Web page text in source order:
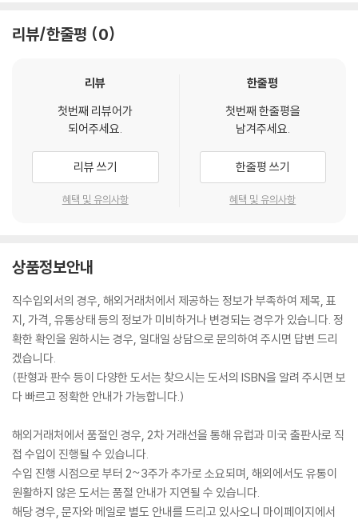
리뷰/한줄평 0
리뷰
첫번째 리뷰어가
되어주세요.
리뷰 쓰기
혜택 및 유의사항
한줄평
첫번째 한줄평을
남겨주세요.
한줄평 쓰기
혜택 및 유의사항
상품정보안내
직수입외서의 경우, 해외거래처에서 제공하는 정보가 부족하여 제목, 표
지, 가격, 유통상태 등의 정보가 미비하거나 변경되는 경우가 있습니다. 정
확한 확인을 원하시는 경우, 일대일 상담으로 문의하여 주시면 답변 드리
겠습니다.
(판형과 판수 등이 다양한 도서는 찾으시는 도서의 ISBN을 알려 주시면 보
다 빠르고 정확한 안내가 가능합니다.)
해외거래처에서 품절인 경우, 2차 거래선을 통해 유럽과 미국 출판사로 직
접 수입이 진행될 수 있습니다.
수입 진행 시점으로 부터 2~3주가 추가로 소요되며, 해외에서도 유통이
원활하지 않은 도서는 품절 안내가 지연될 수 있습니다.
해당 경우, 문자와 메일로 별도 안내를 드리고 있사오니 마이페이지에서